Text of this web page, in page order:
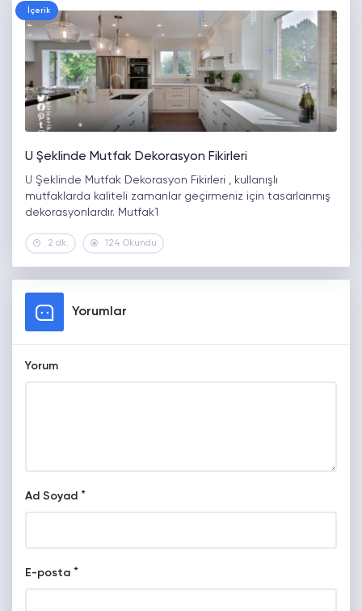
İçerik
U Şeklinde Mutfak Dekorasyon Fikirleri
U Şeklinde Mutfak Dekorasyon Fikirleri , kullanışlı
mutfaklarda kaliteli zamanlar geçirmeniz için tasarlanmış
dekorasyonlardır. Mutfak1
2 dk. 124 Okundu
Yorumlar
Yorum
Ad Soyad *
E-posta *